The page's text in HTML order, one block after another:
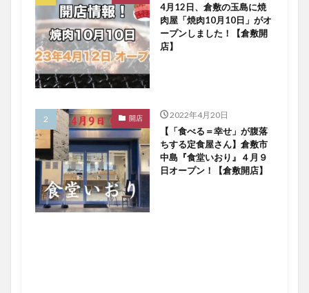
4月12日、倉敷の玉島に焼
肉屋「焼肉10月10日」がオ
ープンしました！【倉敷開
店】
開店 2022年4月20日
【「食べる＝幸せ」が腹落
ちする定食屋さん】倉敷市
中島『食堂いおり』４月９
日オープン！【倉敷開店】